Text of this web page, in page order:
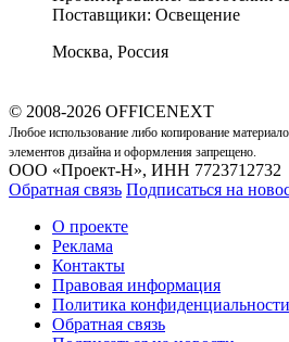
Поставщики: Освещение
Москва, Россия
© 2008-2026 OFFICENEXT
Любое использование либо копирование
элементов дизайна и оформления запрещено.
ООО «Проект-Н», ИНН 7723712732
Обратная связь Подписаться на
О проекте
Реклама
Контакты
Правовая информация
Политика конфиденциальности
Обратная связь